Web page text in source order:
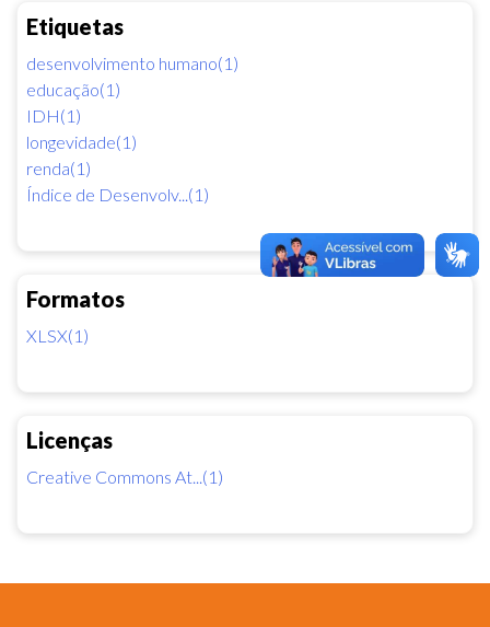
Etiquetas
desenvolvimento humano(1)
educação(1)
IDH(1)
longevidade(1)
renda(1)
Índice de Desenvolv...(1)
Formatos
XLSX(1)
Licenças
Creative Commons At...(1)